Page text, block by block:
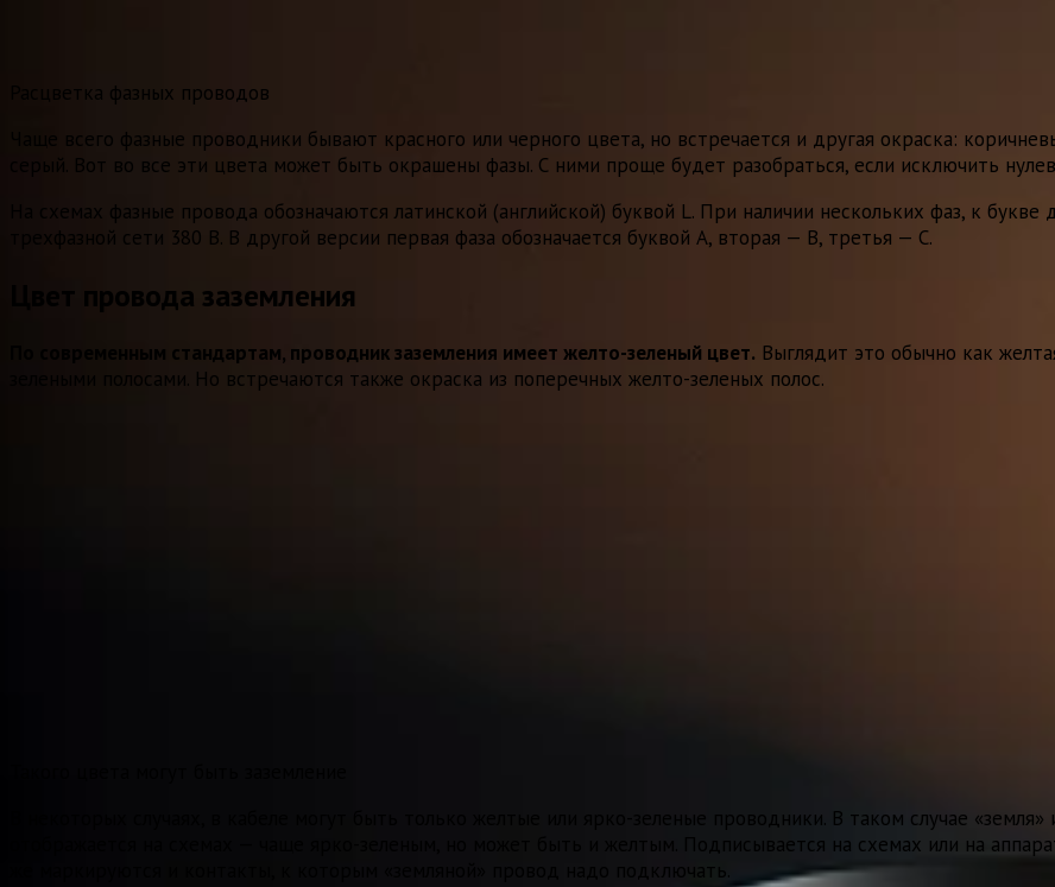
Расцветка фазных проводов
Чаще всего фазные проводники бывают красного или черного цвета, но встречается и другая окраска:
серый. Вот во все эти цвета может быть окрашены фазы. С ними проще будет разобраться, если исключить
На схемах фазные провода обозначаются латинской (английской) буквой L. При наличии нескольких фаз, к
трехфазной сети 380 В. В другой версии первая фаза обозначается буквой A, вторая — B, третья — C.
Цвет провода заземления
По современным стандартам, проводник заземления имеет желто-зеленый цвет. Выглядит это обычно как
зелеными полосами. Но встречаются также окраска из поперечных желто-зеленых полос.
В некоторых случаях, в кабеле могут быть только желтые или ярко-зеленые проводники. В таком случае
отображается на схемах — чаще ярко-зеленым, но может быть и желтым. Подписывается на схемах или на
же маркируются и контакты, к которым «земляной» провод надо подключать.